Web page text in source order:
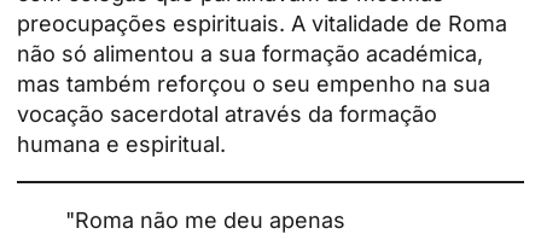
preocupações espirituais. A vitalidade de Roma
não só alimentou a sua formação académica,
mas também reforçou o seu empenho na sua
vocação sacerdotal através da formação
humana e espiritual.
"Roma não me deu apenas